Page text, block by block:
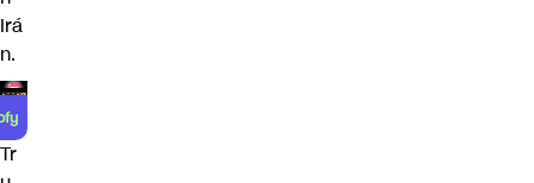
Irá
n.
Tr